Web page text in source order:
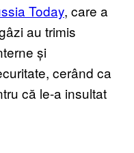
Today, care a
au trimis
și
cerând ca
că le-a insultat